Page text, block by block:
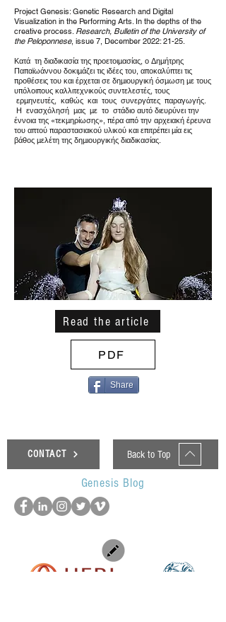
Project Genesis: Genetic Research and Digital
Visualization in the Performing Arts. In the depths of the
creative process. Research, Bulletin of the University of
the Peloponnese, issue 7, December 2022: 21-25.
Κατά τη διαδικασία της προετοιμασίας, ο Δημήτρης
Παπαϊωάννου δοκιμάζει τις ιδέες του, αποκαλύπτει τις
προθέσεις του και έρχεται σε δημιουργική όσμωση με τους
υπόλοιπους καλλιτεχνικούς συντελεστές, τους
ερμηνευτές, καθώς και τους συνεργάτες παραγωγής.
Η ενασχόλησή μας με το στάδιο αυτό διευρύνει την
έννοια της «τεκμηρίωσης», πέρα από την αρχειακή έρευνα
του απτού παραστασιακού υλικού και επιτρέπει μία εις
βάθος μελέτη της δημιουργικής διαδικασίας.
Read the article
PDF
Share
CONTACT Back to Top
Genesis Blog